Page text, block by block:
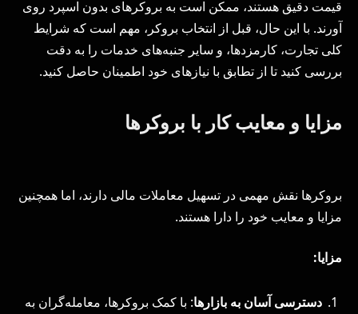
قیمت دقیق هستند، ممکن است به بروکرهای بدون اسپرد روی
آورند. با این حال، قبل از انتخاب بروکر، مهم است که شرایط
کلی تجارت، کارمزد‌ها، و سایر جنبه‌های خدمات را به دقت
بررسی کنید تا از تطابق با نیازهای خود اطمینان حاصل کنید.
مزایا و معایب کار با بروکرها
بروکرها نقش مهمی در تسهیل معاملات مالی دارند، اما همچنین
مزایا و معایب خود را دارا هستند.
مزایا:
دسترسی آسان به بازارها: با کمک بروکرها، معامله‌گران به